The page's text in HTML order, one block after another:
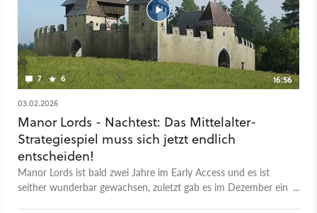
7 6
16:56
03.02.2026
Manor Lords - Nachtest: Das Mittelalter-
Strategiespiel muss sich jetzt endlich
entscheiden!
Manor Lords ist bald zwei Jahre im Early Access und es ist
seither wunderbar gewachsen, zuletzt gab es im Dezember ein